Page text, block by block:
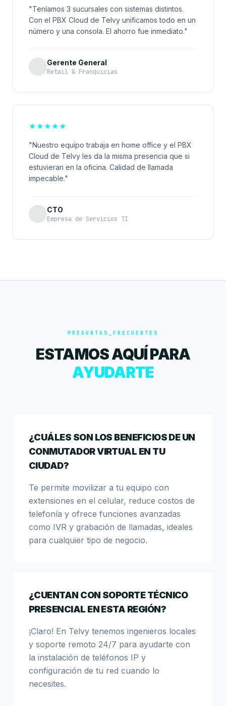
"Teníamos 3 sucursales con sistemas distintos.
Con el PBX Cloud de Telvy unificamos todo en un
número y una consola. El ahorro fue inmediato."
Gerente General
Retail & Franquicias
★★★★★
"Nuestro equipo trabaja en home office y el PBX
Cloud de Telvy les da la misma presencia que si
estuvieran en la oficina. Calidad de llamada
impecable."
CTO
Empresa de Servicios TI
PREGUNTAS_FRECUENTES
ESTAMOS AQUÍ PARA
AYUDARTE
¿CUÁLES SON LOS BENEFICIOS DE UN
CONMUTADOR VIRTUAL EN TU
CIUDAD?
Te permite movilizar a tu equipo con
extensiones en el celular, reduce costos de
telefonía y ofrece funciones avanzadas
como IVR y grabación de llamadas, ideales
para cualquier tipo de negocio.
¿CUENTAN CON SOPORTE TÉCNICO
PRESENCIAL EN ESTA REGIÓN?
¡Claro! En Telvy tenemos ingenieros locales
y soporte remoto 24/7 para ayudarte con
la instalación de teléfonos IP y
configuración de tu red cuando lo
necesites.